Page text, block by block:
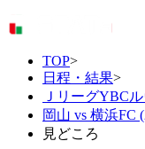
TOP>
日程・結果>
ＪリーグYBC
岡山 vs 横浜FC
見どころ